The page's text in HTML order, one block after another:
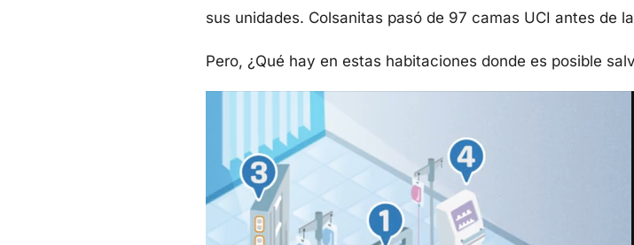
sus unidades. Colsanitas pasó de 97 camas UCI antes de
Pero, ¿Qué hay en estas habitaciones donde es posible